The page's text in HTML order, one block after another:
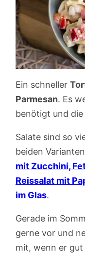
Ein schneller
Parmesan. Es
benötigt und
Salate sind so
beiden
mit Zucchini,
Reissalat mit
im Glas.
Gerade im
gerne vor und
mit, wenn er